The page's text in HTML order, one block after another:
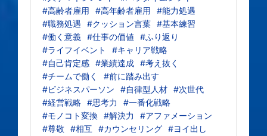
#高齢者雇用
#高年齢者雇用
#能力処遇
#職務処遇
#クッション言葉 #基本練習
#働く意義 #仕事の価値
#ふり返り
#ライフイベント
#キャリア戦略
#自己肯定感 #業績達成 #考え抜く
#チームで働く
#前に踏み出す
#ビジネスパーソン
#自律型人材 #次世代
#経営戦略 #思考力
#一番化戦略
#モノコト変換 #解決力
#アファメーション
#尊敬
#相互 #カウンセリング #ヨイ出し